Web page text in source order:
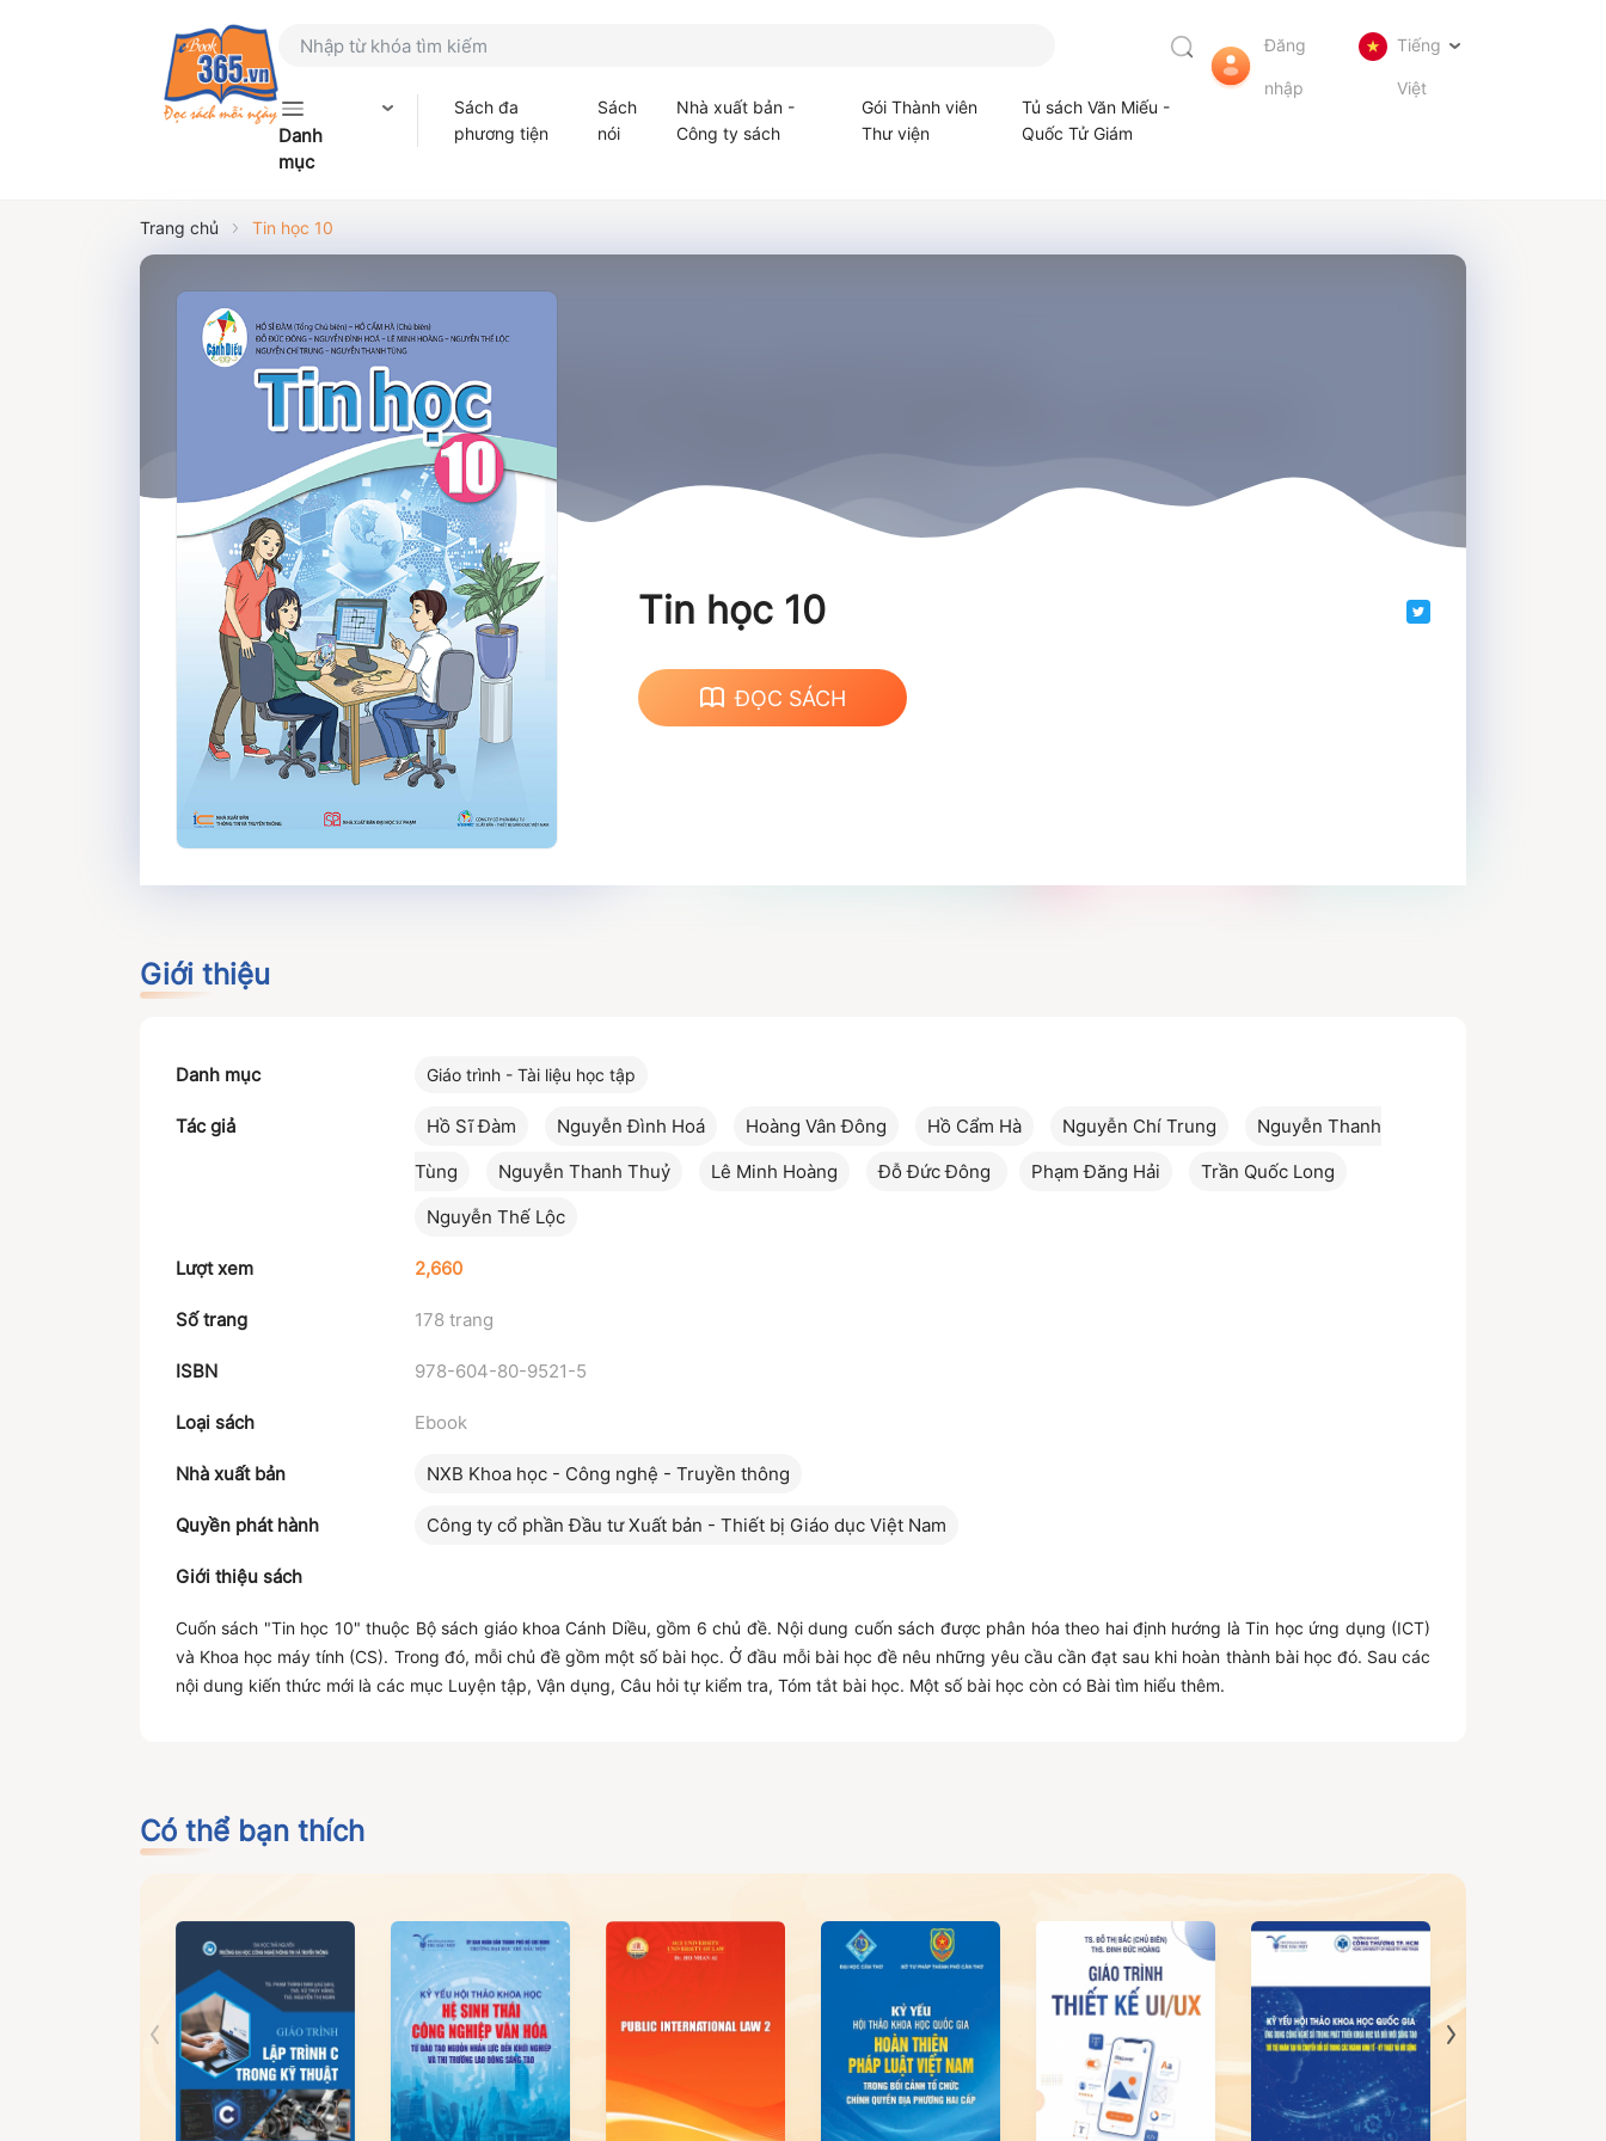
Danh
mục
Sách đa
phương tiện
Sách
nói
Nhà xuất bản -
Công ty sách
Gói Thành viên
Thư viện
Tủ sách Văn Miếu -
Quốc Tử Giám
Đăng
nhập
Tiếng
Việt
Trang chủ Tin học 10
Tin học 10
ĐỌC SÁCH
Giới thiệu
Danh mục Giáo trình - Tài liệu học tập
Tác giả Hồ Sĩ Đàm Nguyễn Đình Hoá Hoàng Vân Đông Hồ Cẩm Hà Nguyễn Chí Trung
Nguyễn Thanh
Tùng
Nguyễn Thanh Thuỷ Lê Minh Hoàng Đỗ Đức Đông Phạm Đăng Hải
Trần Quốc Long
Nguyễn Thế Lộc
Lượt xem 2,660
Số trang 178 trang
ISBN 978-604-80-9521-5
Loại sách Ebook
Nhà xuất bản NXB Khoa học - Công nghệ - Truyền thông
Quyền phát hành Công ty cổ phần Đầu tư Xuất bản - Thiết bị Giáo dục Việt Nam
Giới thiệu sách
Cuốn sách "Tin học 10" thuộc Bộ sách giáo khoa Cánh Diều, gồm 6 chủ đề. Nội dung cuốn sách được phân hóa theo hai định hướng là Tin học ứng dụng (ICT)
và Khoa học máy tính (CS). Trong đó, mỗi chủ đề gồm một số bài học. Ở đầu mỗi bài học đề nêu những yêu cầu cần đạt sau khi hoàn thành bài học đó. Sau các
nội dung kiến thức mới là các mục Luyện tập, Vận dụng, Câu hỏi tự kiểm tra, Tóm tắt bài học. Một số bài học còn có Bài tìm hiểu thêm.
Có thể bạn thích